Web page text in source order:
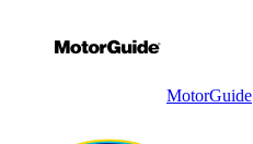
MotorGuide